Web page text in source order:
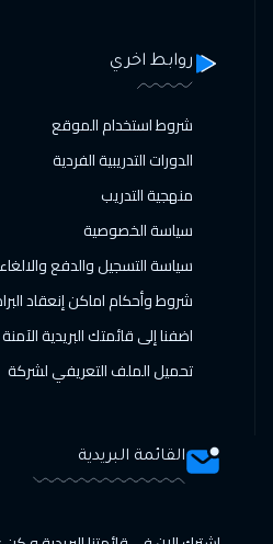
روابط اخري
شروط استخدام الموقع
الدورات التدريبية الفردية
منهجية التدريب
سياسة الخصوصية
سياسة التسجيل والدفع والالغاء
شروط وأحكام اماكن إنعقاد
اضفنا إلى قائمتك البريدية الآمنة
تحميل الملف التعريفي لشركة
القائمة البريدية